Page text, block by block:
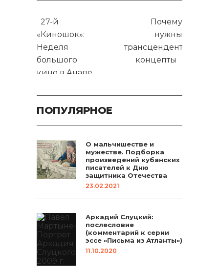
27-й
«Киношок»:
Неделя
большого
кино в Анапе
Почему
нужны
трансцендентальные
концепты
ПОПУЛЯРНОЕ
О мальчишестве и
мужестве. Подборка
произведений кубанских
писателей к Дню
защитника Отечества
23.02.2021
Аркадий Слуцкий:
послесловие
(комментарий к серии
эссе «Письма из Атланты»)
11.10.2020